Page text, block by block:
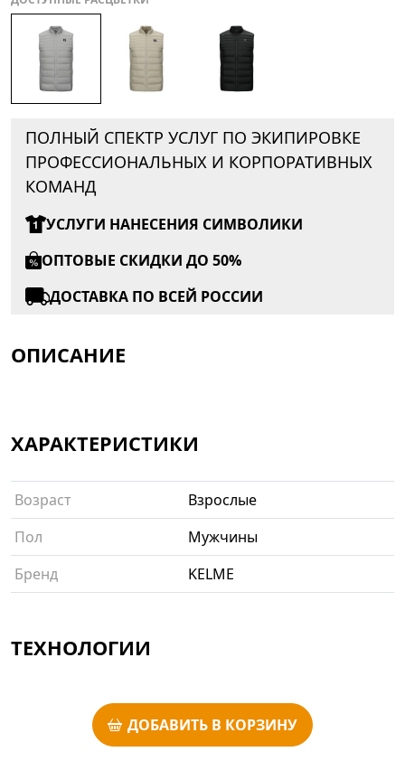
ПОЛНЫЙ СПЕКТР УСЛУГ ПО ЭКИПИРОВКЕ
ПРОФЕССИОНАЛЬНЫХ И КОРПОРАТИВНЫХ
КОМАНД
УСЛУГИ НАНЕСЕНИЯ СИМВОЛИКИ
ОПТОВЫЕ СКИДКИ ДО 50%
ДОСТАВКА ПО ВСЕЙ РОССИИ
ОПИСАНИЕ
ХАРАКТЕРИСТИКИ
Возраст
Взрослые
Пол
Мужчины
Бренд
KELME
ТЕХНОЛОГИИ
ДОБАВИТЬ В КОРЗИНУ